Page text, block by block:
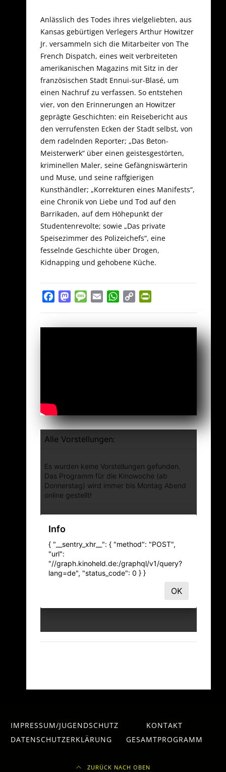
Anlässlich des Todes ihres vielgeliebten, aus
Kansas gebürtigen Verlegers Arthur Howitzer
Jr. versammeln sich die Mitarbeiter von The
French Dispatch, eines weit verbreiteten
amerikanischen Magazins mit Sitz in der
französischen Stadt Ennui-sur-Blasé, um
einen Nachruf zu verfassen. So entstehen
vier, von den Erinnerungen an Howitzer
geprägte Geschichten: ein Reisebericht aus
den verrufensten Ecken der Stadt selbst, von
dem radelnden Reporter; „Das Beton-
Meisterwerk“ über einen geistesgestörten,
kriminellen Maler, seine Gefängniswärterin
und Muse, und seine raffgierigen
Kunsthändler; „Korrekturen eines Manifests“,
eine Chronik von Liebe und Tod auf den
Barrikaden, auf dem Höhepunkt der
Studentenrevolte; sowie „Das private
Speisezimmer des Polizeichefs“, eine
fesselnde Geschichte über Drogen,
Kidnapping und gehobene Küche.
FacebookMastodon
Message
Email WhatsApp
Copy
IMPRESSUM/JUGENDSCHUTZ
KONTAKT
DATENSCHUTZERKLÄRUNG
GESAMTPROGRAMM
ZURÜCK NACH OBEN